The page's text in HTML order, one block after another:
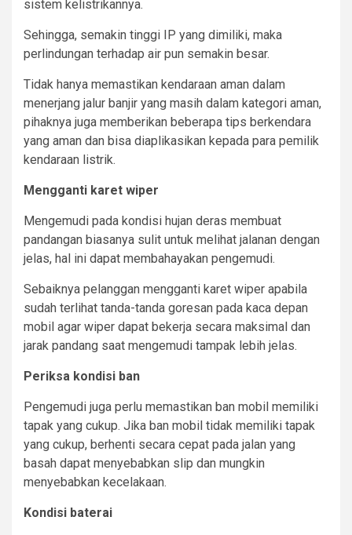
sistem kelistrikannya.
Sehingga, semakin tinggi IP yang dimiliki, maka
perlindungan terhadap air pun semakin besar.
Tidak hanya memastikan kendaraan aman dalam
menerjang jalur banjir yang masih dalam kategori aman,
pihaknya juga memberikan beberapa tips berkendara
yang aman dan bisa diaplikasikan kepada para pemilik
kendaraan listrik.
Mengganti karet wiper
Mengemudi pada kondisi hujan deras membuat
pandangan biasanya sulit untuk melihat jalanan dengan
jelas, hal ini dapat membahayakan pengemudi.
Sebaiknya pelanggan mengganti karet wiper apabila
sudah terlihat tanda-tanda goresan pada kaca depan
mobil agar wiper dapat bekerja secara maksimal dan
jarak pandang saat mengemudi tampak lebih jelas.
Periksa kondisi ban
Pengemudi juga perlu memastikan ban mobil memiliki
tapak yang cukup. Jika ban mobil tidak memiliki tapak
yang cukup, berhenti secara cepat pada jalan yang
basah dapat menyebabkan slip dan mungkin
menyebabkan kecelakaan.
Kondisi baterai